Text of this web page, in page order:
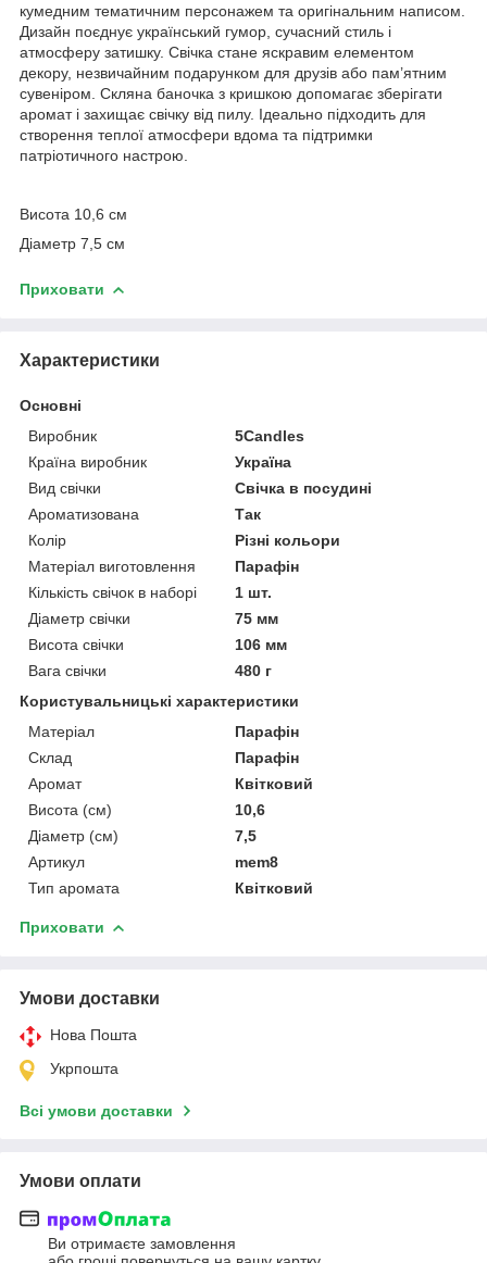
кумедним тематичним персонажем та оригінальним написом.
Дизайн поєднує український гумор, сучасний стиль і
атмосферу затишку. Свічка стане яскравим елементом
декору, незвичайним подарунком для друзів або пам’ятним
сувеніром. Скляна баночка з кришкою допомагає зберігати
аромат і захищає свічку від пилу. Ідеально підходить для
створення теплої атмосфери вдома та підтримки
патріотичного настрою.
Висота 10,6 см
Діаметр 7,5 см
Приховати
Характеристики
Основні
Виробник
5Candles
Країна виробник
Україна
Вид свічки
Свічка в посудині
Ароматизована
Так
Колір
Різні кольори
Матеріал виготовлення
Парафін
Кількість свічок в наборі
1 шт.
Діаметр свічки
75 мм
Висота свічки
106 мм
Вага свічки
480 г
Користувальницькі характеристики
Матеріал
Парафін
Склад
Парафін
Аромат
Квітковий
Висота (см)
10,6
Діаметр (см)
7,5
Артикул
mem8
Тип аромата
Квітковий
Приховати
Умови доставки
Нова Пошта
Укрпошта
Всі умови доставки
Умови оплати
Ви отримаєте замовлення